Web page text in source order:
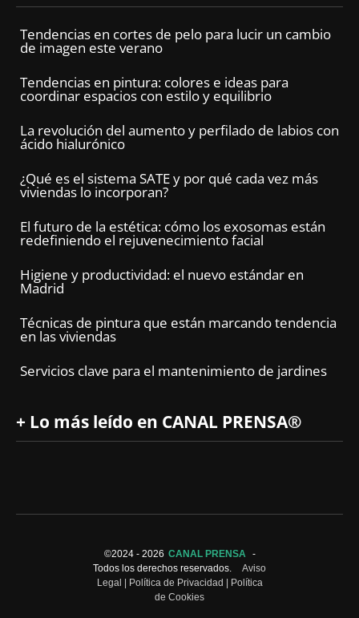
Tendencias en cortes de pelo para lucir un cambio
de imagen este verano
Tendencias en pintura: colores e ideas para
coordinar espacios con estilo y equilibrio
La revolución del aumento y perfilado de labios con
ácido hialurónico
¿Qué es el sistema SATE y por qué cada vez más
viviendas lo incorporan?
El futuro de la estética: cómo los exosomas están
redefiniendo el rejuvenecimiento facial
Higiene y productividad: el nuevo estándar en
Madrid
Técnicas de pintura que están marcando tendencia
en las viviendas
Servicios clave para el mantenimiento de jardines
+ Lo más leído en CANAL PRENSA®
©2024 - 2026 CANAL PRENSA
-
Todos los derechos reservados.
Aviso
Legal
Política de Privacidad
Política
de Cookies